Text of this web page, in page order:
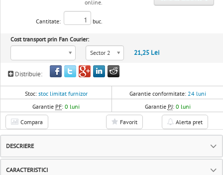
online.
Cantitate: buc.
Cost transport prin Fan Courier:
Sector 2
21,25 Lei
Distribuie:
Stoc: stoc limitat furnizor Garantie conformitate: 24 luni
Garantie PF:0 luni Garantie PJ: 0 luni
Compara Favorit Alerta pret
DESCRIERE
CARACTERISTICI